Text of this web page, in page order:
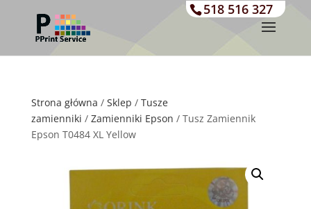
518 516 327
Strona główna / Sklep / Tusze
zamienniki / Zamienniki Epson / Tusz Zamiennik
Epson T0484 XL Yellow